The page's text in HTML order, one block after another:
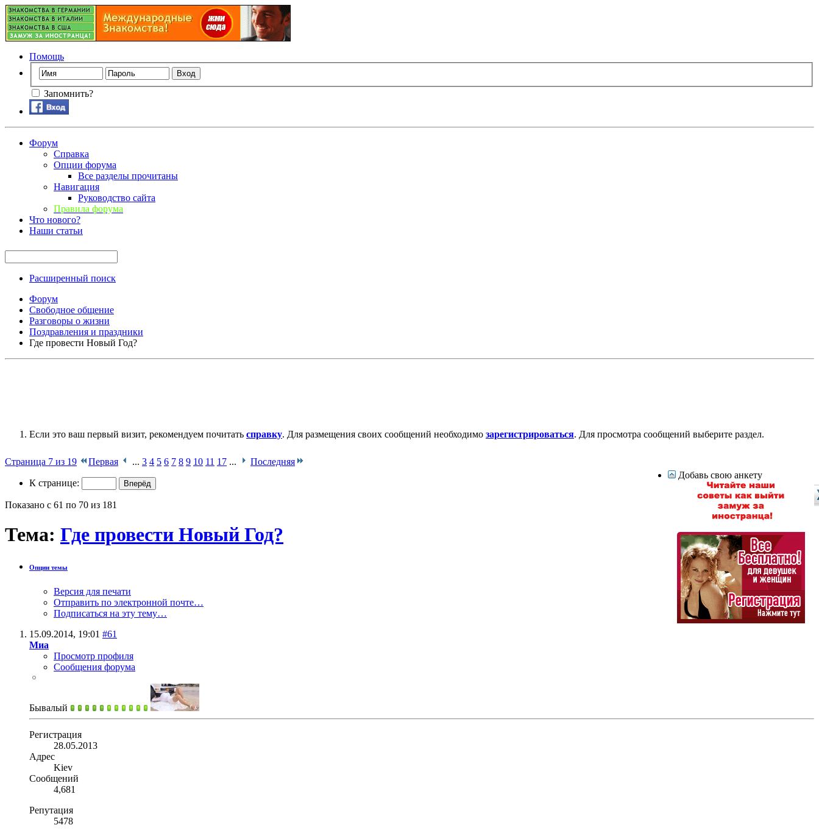
Помощь
Запомнить?
Форум
Справка
Опции форума
Все разделы прочитаны
Навигация
Руководство сайта
Правила форума
Что нового?
Наши статьи
Расширенный поиск
Форум
Свободное общение
Разговоры о жизни
Поздравления и праздники
Где провести Новый Год?
Если это ваш первый визит, рекомендуем почитать справку. Для размещения своих сообщений необходимо зарегистрироваться. Для просмотра сообщений выберите раздел.
Страница 7 из 19 Первая ... 3 4 5 6 7 8 9 10 11 17 ... Последняя
К странице:
Показано с 61 по 70 из 181
Тема: Где провести Новый Год?
Опции темы
Версия для печати
Отправить по электронной почте…
Подписаться на эту тему…
15.09.2014, 19:01 #61
Миа
Просмотр профиля
Сообщения форума
Бывалый
Регистрация
28.05.2013
Адрес
Kiev
Сообщений
4,681
Репутация
5478
Добавь свою анкету